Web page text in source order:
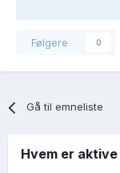
Følgere 0
Gå til emneliste
Hvem er aktive